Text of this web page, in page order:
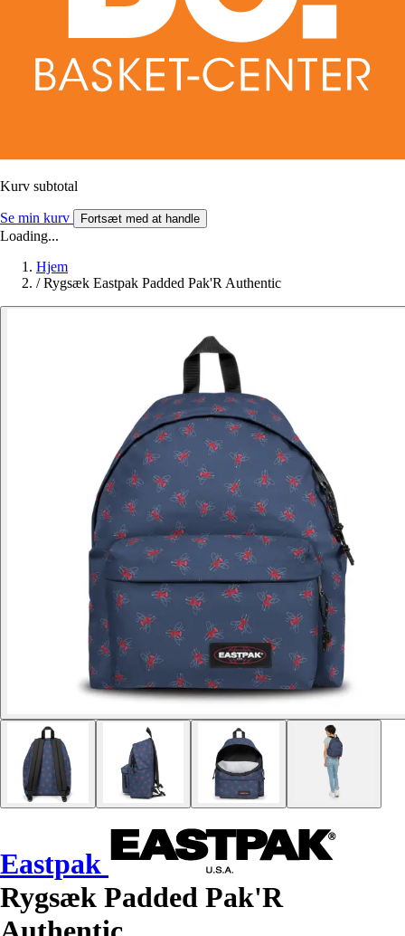
Kurv subtotal
Se min kurv Fortsæt med at handle
Loading...
Hjem
/ Rygsæk Eastpak Padded Pak'R Authentic
Eastpak
Rygsæk Padded Pak'R